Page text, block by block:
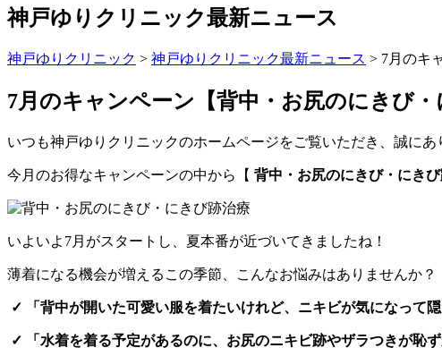
神戸ゆりクリニック最新ニュース
神戸ゆりクリニック > 神戸ゆりクリニック最新ニュース > 7月のキ
7月のキャンペーン【背中・お尻のにきび・
いつも神戸ゆりクリニックのホームページをご覧いただき、誠にあ
今月のお得なキャンペーンの中から【 背中・お尻のにきび・にき
いよいよ7月がスタートし、夏本番が近づいてきましたね！
薄着になる機会が増えるこの季節、こんなお悩みはありませんか？
✓ 「背中が開いた可愛い服を着たいけれど、ニキビが気になって
✓ 「水着を着る予定があるのに、お尻のニキビ跡やザラつきが恥